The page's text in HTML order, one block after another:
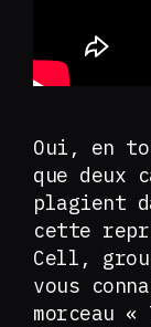
Oui, en
que deux
plagient
cette
Cell,
vous
morceau